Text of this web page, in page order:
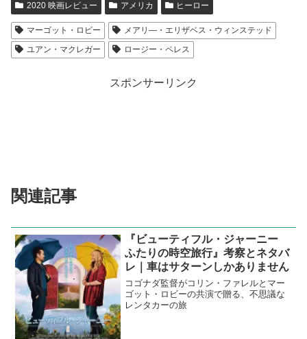
2020 映画レビュー アメリカ ヒーロー
マーゴット・ロビー
メアリ―・エリザベス・ウィンステッド
ユアン・マクレガー
ロージー・ペレス
スポンサーリンク
関連記事
『ビューティフル・ジャーニー
ふたりの時空旅行』考察とネタバ
レ｜車はサターンしかありません
コゴナダ監督がコリン・ファレルとマー
ゴット・ロビーの共演で贈る、不思議な
レンタカーの旅